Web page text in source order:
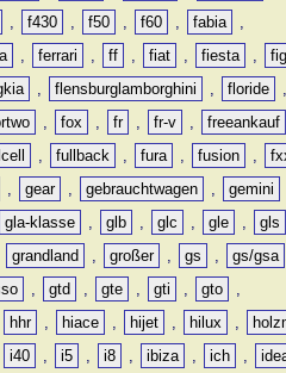
, f430 , f50 , f60 , fabia
,
, ferrari , ff , fiat , fiesta ,
, flensburglamborghini , floride
,
, fox , fr , fr-v , freeankauf
, fullback , fura , fusion ,
, gear , gebrauchtwagen , gemini
gla-klasse , glb , glc , gle , gls
grandland , großer , gs , gs/gsa
, gtd , gte , gti , gto
,
hhr , hiace , hijet , hilux ,
i40 , i5 , i8 , ibiza , ich ,